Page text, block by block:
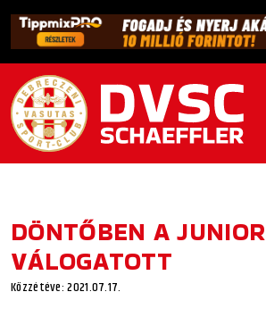
DÖNTŐBEN A JUNIOR
VÁLOGATOTT
Közzétéve: 2021.07.17.